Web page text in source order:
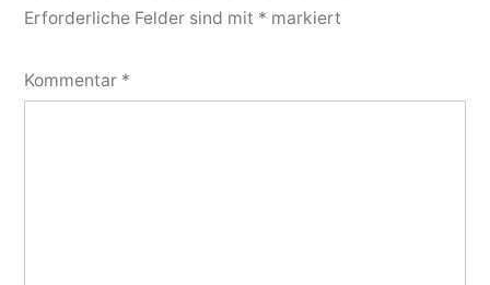
Erforderliche Felder sind mit * markiert
Kommentar *